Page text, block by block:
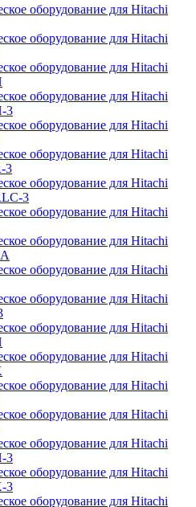
оборудование для Hitachi
оборудование для Hitachi
оборудование для Hitachi
оборудование для Hitachi
3
оборудование для Hitachi
оборудование для Hitachi
3
оборудование для Hitachi
3
оборудование для Hitachi
оборудование для Hitachi
оборудование для Hitachi
оборудование для Hitachi
оборудование для Hitachi
оборудование для Hitachi
оборудование для Hitachi
оборудование для Hitachi
оборудование для Hitachi
3
оборудование для Hitachi
3
оборудование для Hitachi